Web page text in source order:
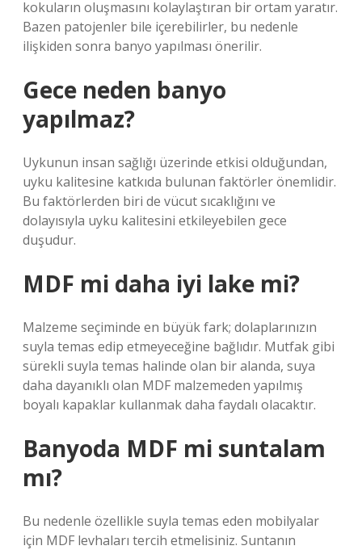
kokuların oluşmasını kolaylaştıran bir ortam yaratır.
Bazen patojenler bile içerebilirler, bu nedenle
ilişkiden sonra banyo yapılması önerilir.
Gece neden banyo
yapılmaz?
Uykunun insan sağlığı üzerinde etkisi olduğundan,
uyku kalitesine katkıda bulunan faktörler önemlidir.
Bu faktörlerden biri de vücut sıcaklığını ve
dolayısıyla uyku kalitesini etkileyebilen gece
duşudur.
MDF mi daha iyi lake mi?
Malzeme seçiminde en büyük fark; dolaplarınızın
suyla temas edip etmeyeceğine bağlıdır. Mutfak gibi
sürekli suyla temas halinde olan bir alanda, suya
daha dayanıklı olan MDF malzemeden yapılmış
boyalı kapaklar kullanmak daha faydalı olacaktır.
Banyoda MDF mi suntalam
mı?
Bu nedenle özellikle suyla temas eden mobilyalar
için MDF levhaları tercih etmelisiniz. Suntanın